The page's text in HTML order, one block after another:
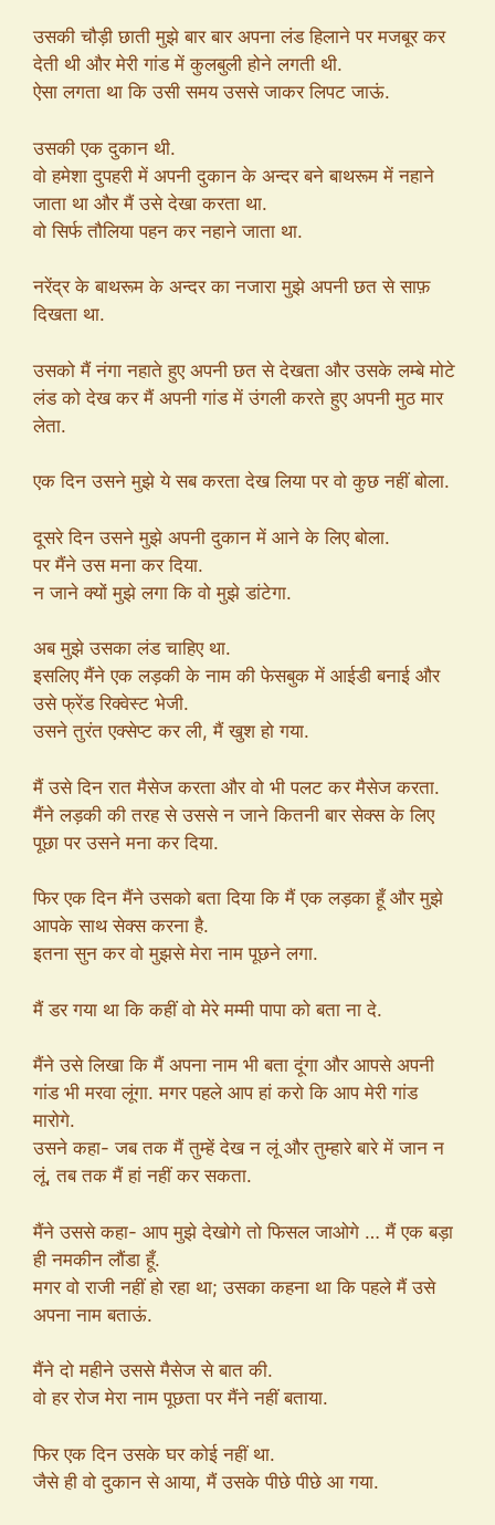
उसकी चौड़ी छाती मुझे बार बार अपना लंड हिलाने पर मजबूर कर
देती थी और मेरी गांड में कुलबुली होने लगती थी.
ऐसा लगता था कि उसी समय उससे जाकर लिपट जाऊं.
उसकी एक दुकान थी.
वो हमेशा दुपहरी में अपनी दुकान के अन्दर बने बाथरूम में नहाने
जाता था और मैं उसे देखा करता था.
वो सिर्फ तौलिया पहन कर नहाने जाता था.
नरेंद्र के बाथरूम के अन्दर का नजारा मुझे अपनी छत से साफ़
दिखता था.
उसको मैं नंगा नहाते हुए अपनी छत से देखता और उसके लम्बे मोटे
लंड को देख कर मैं अपनी गांड में उंगली करते हुए अपनी मुठ मार
लेता.
एक दिन उसने मुझे ये सब करता देख लिया पर वो कुछ नहीं बोला.
दूसरे दिन उसने मुझे अपनी दुकान में आने के लिए बोला.
पर मैंने उस मना कर दिया.
न जाने क्यों मुझे लगा कि वो मुझे डांटेगा.
अब मुझे उसका लंड चाहिए था.
इसलिए मैंने एक लड़की के नाम की फेसबुक में आईडी बनाई और
उसे फ्रेंड रिक्वेस्ट भेजी.
उसने तुरंत एक्सेप्ट कर ली, मैं खुश हो गया.
मैं उसे दिन रात मैसेज करता और वो भी पलट कर मैसेज करता.
मैंने लड़की की तरह से उससे न जाने कितनी बार सेक्स के लिए
पूछा पर उसने मना कर दिया.
फिर एक दिन मैंने उसको बता दिया कि मैं एक लड़का हूँ और मुझे
आपके साथ सेक्स करना है.
इतना सुन कर वो मुझसे मेरा नाम पूछने लगा.
मैं डर गया था कि कहीं वो मेरे मम्मी पापा को बता ना दे.
मैंने उसे लिखा कि मैं अपना नाम भी बता दूंगा और आपसे अपनी
गांड भी मरवा लूंगा. मगर पहले आप हां करो कि आप मेरी गांड
मारोगे.
उसने कहा- जब तक मैं तुम्हें देख न लूं और तुम्हारे बारे में जान न
लूं, तब तक मैं हां नहीं कर सकता.
मैंने उससे कहा- आप मुझे देखोगे तो फिसल जाओगे … मैं एक बड़ा
ही नमकीन लौंडा हूँ.
मगर वो राजी नहीं हो रहा था; उसका कहना था कि पहले मैं उसे
अपना नाम बताऊं.
मैंने दो महीने उससे मैसेज से बात की.
वो हर रोज मेरा नाम पूछता पर मैंने नहीं बताया.
फिर एक दिन उसके घर कोई नहीं था.
जैसे ही वो दुकान से आया, मैं उसके पीछे पीछे आ गया.